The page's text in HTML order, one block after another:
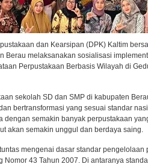
dan Kearsipan (DPK) Kaltim
Berau melaksanakan sosialisasi
Perpustakaan Berbasis Wilayah di
sekolah SD dan SMP di kabupaten
bertransformasi yang sesuai standar
dengan semakin banyak perpustakaan
akan semakin unggul dan berdaya saing.
mengenai dasar standar pengelolaan
Nomor 43 Tahun 2007. Di antaranya